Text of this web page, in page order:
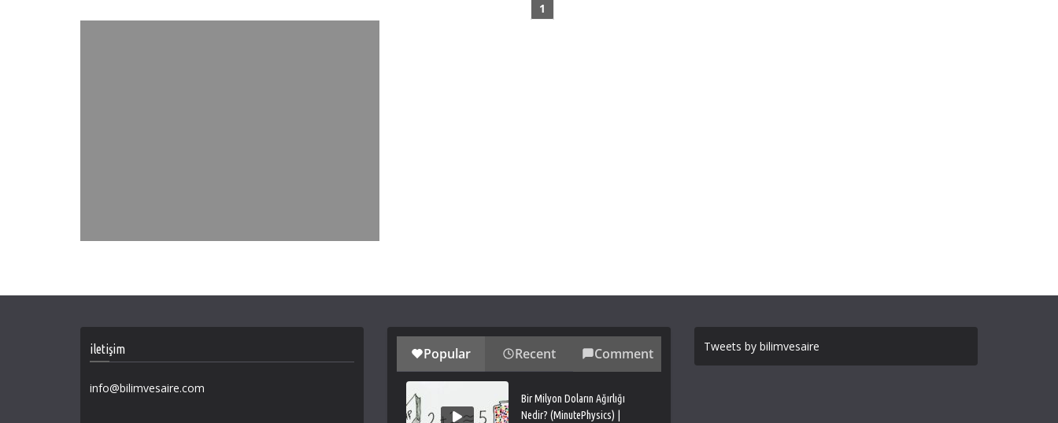
1
iletişim
info@bilimvesaire.com
Popular Recent Comment
Bir Milyon Doların Ağırlığı
Nedir? (MinutePhysics) |
Tweets by bilimvesaire